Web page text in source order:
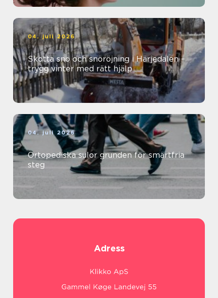
04. juli 2026
Skotta snö och snöröjning i Härjedalen –
trygg vinter med rätt hjälp
04. juli 2026
Ortopediska sulor grunden för smärtfria
steg
Adress